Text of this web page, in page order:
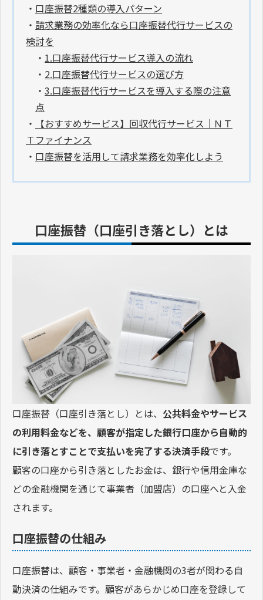
・ 口座振替2種類の導入パターン
・ 請求業務の効率化なら口座振替代行サービスの
検討を
・ 1.口座振替代行サービス導入の流れ
・ 2.口座振替代行サービスの選び方
・ 3.口座振替代行サービスを導入する際の注意
点
・
【おすすめサービス】回収代行サービス｜ＮＴ
Ｔファイナンス
・ 口座振替を活用して請求業務を効率化しよう
口座振替（口座引き落とし）とは
口座振替（口座引き落とし）とは、 公共料金やサービス
の利用料金などを、顧客が指定した銀行口座から自動的
に引き落とすことで支払いを完了する決済手段です。
顧客の口座から引き落としたお金は、銀行や信用金庫な
どの金融機関を通じて事業者（加盟店）の口座へと入金
されます。
口座振替の仕組み
口座振替は、顧客・事業者・金融機関の3者が関わる自
動決済の仕組みです。顧客があらかじめ口座を登録して